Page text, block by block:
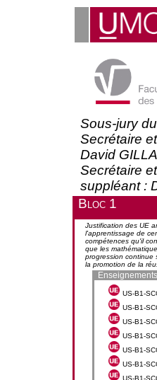
Sous-jury
Secrétaire
David
Secrétaire
suppléant :
Bloc 1
Justification des UE
l'apprentissage de
compétences qu'il
que les
progression continue
la promotion de la
US-B1-
US-B1-
US-B1-
US-B1-
US-B1-
US-B1-
US-B1-